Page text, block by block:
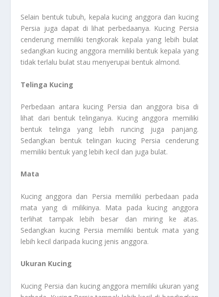
Selain bentuk tubuh, kepala kucing anggora dan kucing
Persia juga dapat di lihat perbedaanya. Kucing Persia
cenderung memiliki tengkorak kepala yang lebih bulat
sedangkan kucing anggora memiliki bentuk kepala yang
tidak terlalu bulat stau menyerupai bentuk almond.
Telinga Kucing
Perbedaan antara kucing Persia dan anggora bisa di
lihat dari bentuk telinganya. Kucing anggora memiliki
bentuk telinga yang lebih runcing juga panjang.
Sedangkan bentuk telingan kucing Persia cenderung
memiliki bentuk yang lebih kecil dan juga bulat.
Mata
Kucing anggora dan Persia memiliki perbedaan pada
mata yang di milikinya. Mata pada kucing anggora
terlihat tampak lebih besar dan miring ke atas.
Sedangkan kucing Persia memiliki bentuk mata yang
lebih kecil daripada kucing jenis anggora.
Ukuran Kucing
Kucing Persia dan kucing anggora memiliki ukuran yang